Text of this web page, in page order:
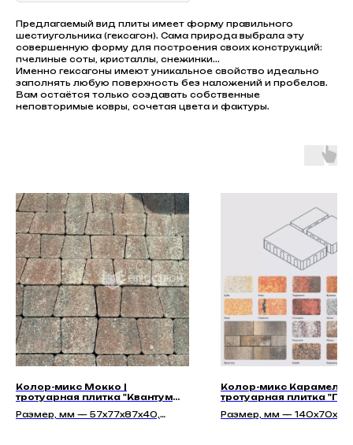
Предлагаемый вид плиты имеет форму правильного
шестиугольника (гексагон). Сама природа выбрала эту
совершенную форму для построения своих конструкций:
пчелиные соты, кристаллы, снежинки...
Именно гексагоны имеют уникальное свойство идеально
заполнять любую поверхность без наложений и пробелов.
Вам остаётся только создавать собственные
неповторимые ковры, сочетая цвета и фактуры.
Колор-микс Мокко |
тротуарная плитка "Квантум
Размер, мм — 57х77х87х40,
Колор-микс Карамель |
тротуарная плитка
Размер, мм —